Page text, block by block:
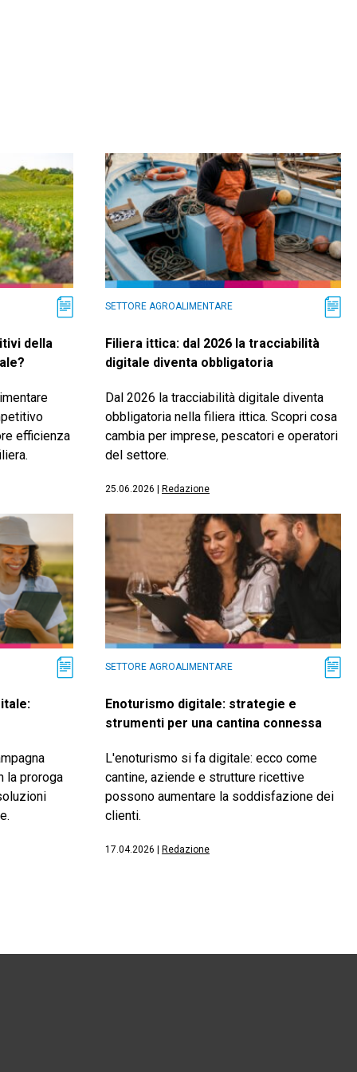
della
efficienza
SETTORE AGROALIMENTARE
Filiera ittica: dal 2026 la tracciabilità
digitale diventa obbligatoria
Dal 2026 la tracciabilità digitale diventa
obbligatoria nella filiera ittica. Scopri cosa
cambia per imprese, pescatori e operatori
del settore.
25.06.2026 | Redazione
la proroga
SETTORE AGROALIMENTARE
Enoturismo digitale: strategie e
strumenti per una cantina connessa
L'enoturismo si fa digitale: ecco come
cantine, aziende e strutture ricettive
possono aumentare la soddisfazione dei
clienti.
17.04.2026 | Redazione